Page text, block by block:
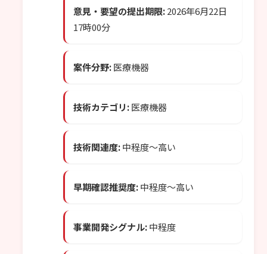
意見・要望の提出期限:2026年6月22日
17時00分
案件分野:医療機器
技術カテゴリ:医療機器
技術関連度:中程度〜高い
早期確認推奨度:中程度〜高い
事業開発シグナル:中程度